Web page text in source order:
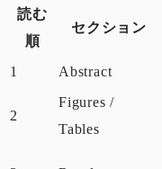
読む
順
セクション
1 Abstract
2
Figures /
Tables